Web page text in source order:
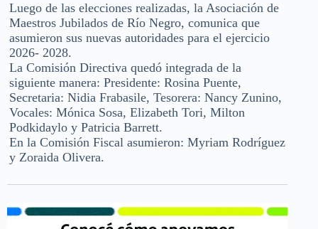
Luego de las elecciones realizadas, la Asociación de
Maestros Jubilados de Río Negro, comunica que
asumieron sus nuevas autoridades para el ejercicio
2026- 2028.
La Comisión Directiva quedó integrada de la
siguiente manera: Presidente: Rosina Puente,
Secretaria: Nidia Frabasile, Tesorera: Nancy Zunino,
Vocales: Mónica Sosa, Elizabeth Tori, Milton
Podkidaylo y Patricia Barrett.
En la Comisión Fiscal asumieron: Myriam Rodríguez
y Zoraida Olivera.